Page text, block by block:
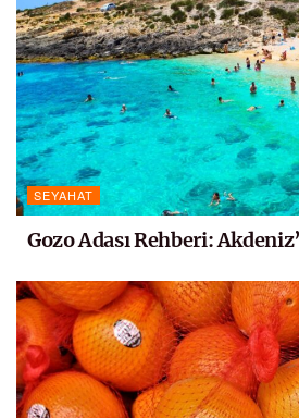
SEYAHAT
Gozo Adası Rehberi: